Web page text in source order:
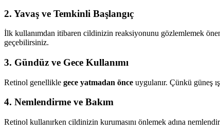
2. Yavaş ve Temkinli Başlangıç
İlk kullanımdan itibaren cildinizin reaksiyonunu gözlemlemek
geçebilirsiniz.
3. Gündüz ve Gece Kullanımı
Retinol genellikle gece yatmadan önce uygulanır. Çünkü güneş
4. Nemlendirme ve Bakım
Retinol kullanırken cildinizin kurumasını önlemek adına